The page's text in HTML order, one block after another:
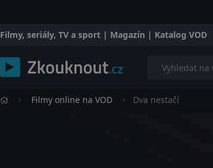
Filmy, seriály, TV a sport | Magazín | Katalog VOD
Filmy online na VOD Dva nestačí